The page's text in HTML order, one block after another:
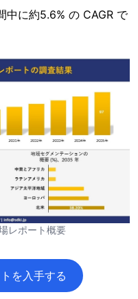
中に約5.6% の CAGR で
レポート概要
を入手する